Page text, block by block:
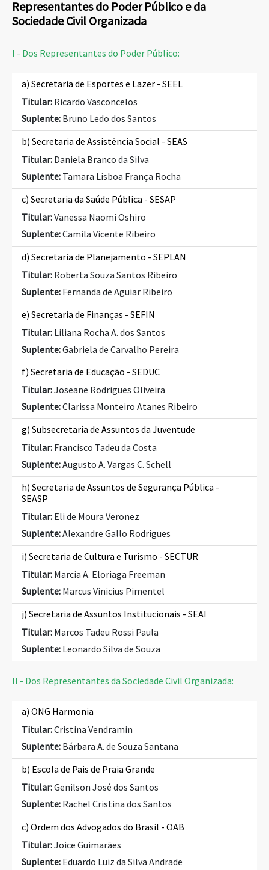
Representantes do Poder Público e da
Sociedade Civil Organizada
I - Dos Representantes do Poder Público:
a) Secretaria de Esportes e Lazer - SEEL
Titular: Ricardo Vasconcelos
Suplente: Bruno Ledo dos Santos
b) Secretaria de Assistência Social - SEAS
Titular: Daniela Branco da Silva
Suplente: Tamara Lisboa França Rocha
c) Secretaria da Saúde Pública - SESAP
Titular:Vanessa Naomi Oshiro
Suplente:Camila Vicente Ribeiro
d) Secretaria de Planejamento - SEPLAN
Titular: Roberta Souza Santos Ribeiro
Suplente: Fernanda de Aguiar Ribeiro
e) Secretaria de Finanças - SEFIN
Titular: Liliana Rocha A. dos Santos
Suplente:Gabriela de Carvalho Pereira
f) Secretaria de Educação - SEDUC
Titular:Joseane Rodrigues Oliveira
Suplente:Clarissa Monteiro Atanes Ribeiro
g) Subsecretaria de Assuntos da Juventude
Titular: Francisco Tadeu da Costa
Suplente:Augusto A. Vargas C. Schell
h) Secretaria de Assuntos de Segurança Pública -
SEASP
Titular: Eli de Moura Veronez
Suplente:Alexandre Gallo Rodrigues
i) Secretaria de Cultura e Turismo - SECTUR
Titular: Marcia A. Eloriaga Freeman
Suplente: Marcus Vinicius Pimentel
j) Secretaria de Assuntos Institucionais - SEAI
Titular: Marcos Tadeu Rossi Paula
Suplente: Leonardo Silva de Souza
II - Dos Representantes da Sociedade Civil Organizada:
a) ONG Harmonia
Titular:Cristina Vendramin
Suplente: Bárbara A. de Souza Santana
b) Escola de Pais de Praia Grande
Titular:Genilson José dos Santos
Suplente: Rachel Cristina dos Santos
c) Ordem dos Advogados do Brasil - OAB
Titular:Joice Guimarães
Suplente: Eduardo Luiz da Silva Andrade